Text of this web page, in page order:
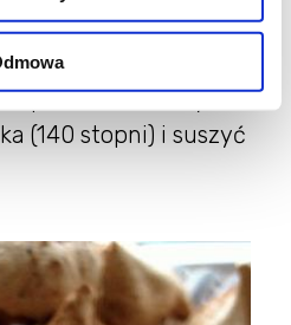
do szprycy lub
na blaszkę
pieczenia. Włożyć do
(140 stopni) i suszyć